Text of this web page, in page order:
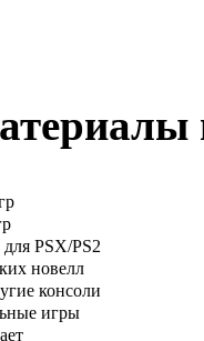
PSX/PS2
новелл
консоли
игры